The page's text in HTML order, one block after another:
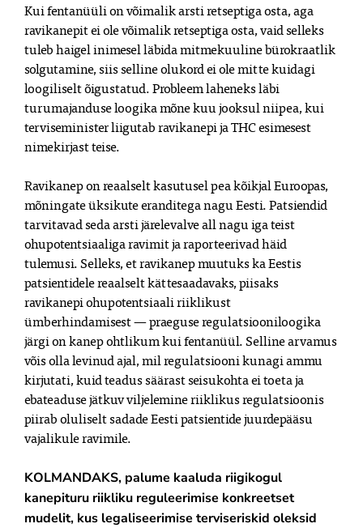
Kui fentanüüli on võimalik arsti retseptiga osta, aga
ravikanepit ei ole võimalik retseptiga osta, vaid selleks
tuleb haigel inimesel läbida mitmekuuline bürokraatlik
solgutamine, siis selline olukord ei ole mitte kuidagi
loogiliselt õigustatud. Probleem laheneks läbi
turumajanduse loogika mõne kuu jooksul niipea, kui
terviseminister liigutab ravikanepi ja THC esimesest
nimekirjast teise.
Ravikanep on reaalselt kasutusel pea kõikjal Euroopas,
mõningate üksikute eranditega nagu Eesti. Patsiendid
tarvitavad seda arsti järelevalve all nagu iga teist
ohupotentsiaaliga ravimit ja raporteerivad häid
tulemusi. Selleks, et ravikanep muutuks ka Eestis
patsientidele reaalselt kättesaadavaks, piisaks
ravikanepi ohupotentsiaali riiklikust
ümberhindamisest — praeguse regulatsiooniloogika
järgi on kanep ohtlikum kui fentanüül. Selline arvamus
võis olla levinud ajal, mil regulatsiooni kunagi ammu
kirjutati, kuid teadus säärast seisukohta ei toeta ja
ebateaduse jätkuv viljelemine riiklikus regulatsioonis
piirab oluliselt sadade Eesti patsientide juurdepääsu
vajalikule ravimile.
KOLMANDAKS, palume kaaluda riigikogul
kanepituru riikliku reguleerimise konkreetset
mudelit, kus legaliseerimise terviseriskid oleksid